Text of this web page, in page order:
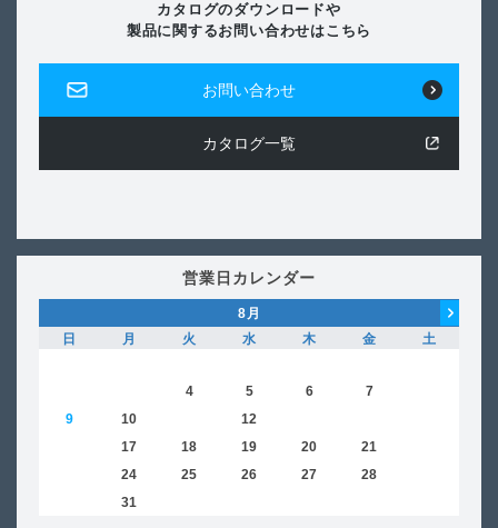
カタログのダウンロードや
製品に関するお問い合わせはこちら
お問い合わせ
カタログ一覧
営業日カレンダー
8 月
日
月 火 水 木 金
土
4 5 6 7
9
10 12
17 18 19 20 21
24 25 26 27 28
31